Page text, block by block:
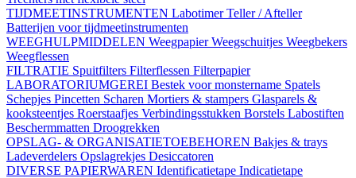
TIJDMEETINSTRUMENTEN LabotimerTeller / Afteller
Batterijen voor tijdmeetinstrumenten
WEEGHULPMIDDELEN WeegpapierWeegschuitjes Weegbekers
Weegflessen
FILTRATIE Spuitfilters Filterflessen Filterpapier
LABORATORIUMGEREI Bestek voor monstername Spatels
Schepjes Pincetten Scharen Mortiers & stampers Glasparels &
kooksteentjes Roerstaafjes Verbindingsstukken Borstels Labostiften
Beschermmatten Droogrekken
OPSLAG- & ORGANISATIETOEBEHOREN Bakjes & trays
Ladeverdelers Opslagrekjes Desiccatoren
DIVERSE PAPIERWAREN Identificatietape Indicatietape